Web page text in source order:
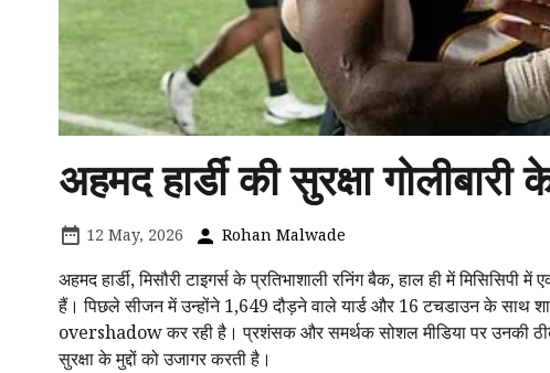
अहमद हार्डी की सुरक्षा गोलीबारी
12 May, 2026 Rohan Malwade
अहमद हार्डी, मिसौरी टाइगर्स के प्रतिभाशाली रनिंग बैक, हाल ही में
हैं। पिछले सीजन में उन्होंने 1,649 दौड़ने वाले यार्ड और 16 टचडाउन के साथ
overshadow कर रही है। प्रशंसक और समर्थक सोशल मीडिया पर उनकी
सुरक्षा के मुद्दों को उजागर करती है।